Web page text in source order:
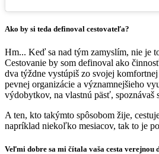
Ako by si teda definoval cestovateľa?
Hm... Keď sa nad tým zamyslím, nie je
Cestovanie by som definoval ako
dva týždne vystúpiš zo svojej
pevnej organizácie a významnejšieho
výdobytkov, na vlastnú päsť, spoznávaš
A ten, kto takýmto spôsobom žije,
napríklad niekoľko mesiacov, tak to je
Veľmi dobre sa mi čítala vaša cesta verejnou